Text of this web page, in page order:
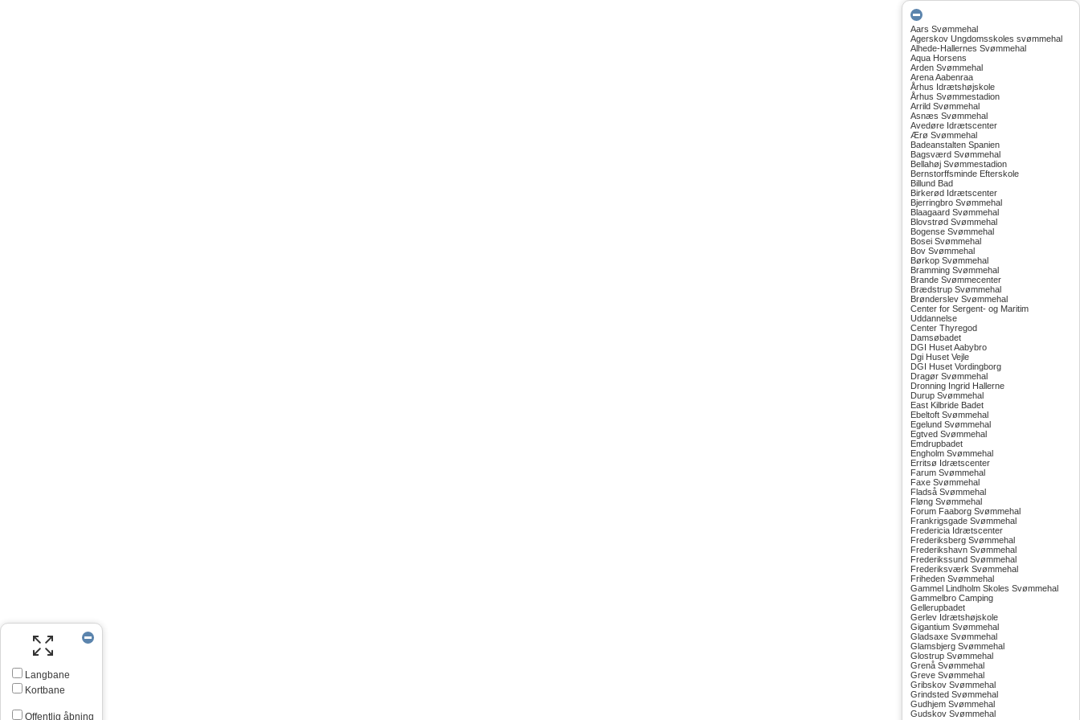
Langbane
Kortbane
Offentlig åbning
Aars Svømmehal
Agerskov Ungdomsskoles svømmehal
Alhede-Hallernes Svømmehal
Aqua Horsens
Arden Svømmehal
Arena Aabenraa
Århus Idrætshøjskole
Århus Svømmestadion
Arrild Svømmehal
Asnæs Svømmehal
Avedøre Idrætscenter
Ærø Svømmehal
Badeanstalten Spanien
Bagsværd Svømmehal
Bellahøj Svømmestadion
Bernstorffsminde Efterskole
Billund Bad
Birkerød Idrætscenter
Bjerringbro Svømmehal
Blaagaard Svømmehal
Blovstrød Svømmehal
Bogense Svømmehal
Bosei Svømmehal
Bov Svømmehal
Børkop Svømmehal
Bramming Svømmehal
Brande Svømmecenter
Brædstrup Svømmehal
Brønderslev Svømmehal
Center for Sergent- og Maritim
Uddannelse
Center Thyregod
Damsøbadet
DGI Huset Aabybro
Dgi Huset Vejle
DGI Huset Vordingborg
Dragør Svømmehal
Dronning Ingrid Hallerne
Durup Svømmehal
East Kilbride Badet
Ebeltoft Svømmehal
Egelund Svømmehal
Egtved Svømmehal
Emdrupbadet
Engholm Svømmehal
Erritsø Idrætscenter
Farum Svømmehal
Faxe Svømmehal
Fladså Svømmehal
Fløng Svømmehal
Forum Faaborg Svømmehal
Frankrigsgade Svømmehal
Fredericia Idrætscenter
Frederiksberg Svømmehal
Frederikshavn Svømmehal
Frederikssund Svømmehal
Frederiksværk Svømmehal
Friheden Svømmehal
Gammel Lindholm Skoles Svømmehal
Gammelbro Camping
Gellerupbadet
Gerlev Idrætshøjskole
Gigantium Svømmehal
Gladsaxe Svømmehal
Glamsbjerg Svømmehal
Glostrup Svømmehal
Grenå Svømmehal
Greve Svømmehal
Gribskov Svømmehal
Grindsted Svømmehal
Gudhjem Svømmehal
Gudskov Svømmehal